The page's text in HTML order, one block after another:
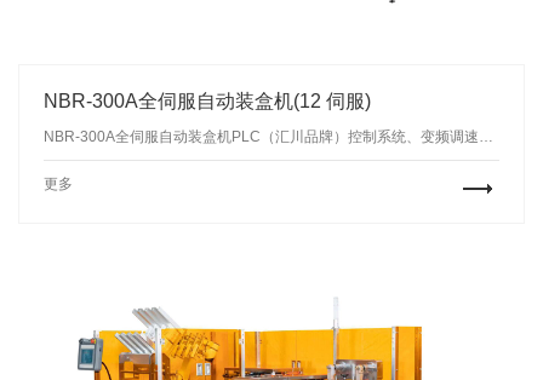
NBR-300A全伺服自动装盒机(12 伺服)
NBR-300A全伺服自动装盒机PLC（汇川品牌）控制系统、变频调速，电器元件均采用国际知名品牌
更多